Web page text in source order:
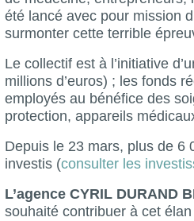
été lancé avec pour mission
surmonter cette terrible
Le collectif est à l’initiative
millions d’euros) ; les fonds
employés au bénéfice des
protection, appareils
Depuis le 23 mars, plus de 6
investis (consulter les
L’agence CYRIL DURAND
souhaité contribuer à cet